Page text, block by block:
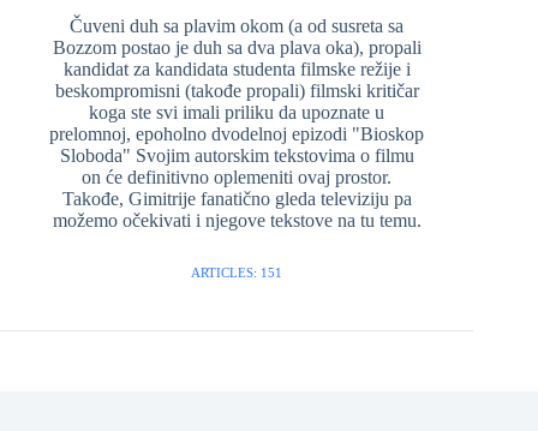
Čuveni duh sa plavim okom (a od susreta sa
Bozzom postao je duh sa dva plava oka), propali
kandidat za kandidata studenta filmske režije i
beskompromisni (takođe propali) filmski kritičar
koga ste svi imali priliku da upoznate u
prelomnoj, epoholno dvodelnoj epizodi "Bioskop
Sloboda" Svojim autorskim tekstovima o filmu
on će definitivno oplemeniti ovaj prostor.
Takođe, Gimitrije fanatično gleda televiziju pa
možemo očekivati i njegove tekstove na tu temu.
ARTICLES: 151